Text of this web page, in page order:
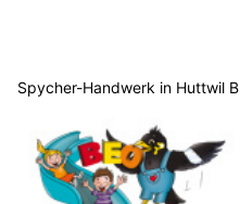
Spycher-Handwerk in Huttwil